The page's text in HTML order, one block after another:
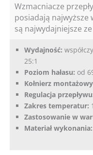
Wzmacniacze
posiadają najwyższe
są najwydajniejsze
Wydajność:
25:1
Poziom hałasu: od
Kołnierz
Regulacja
Zakres temperatur:
Zastosowanie w
Materiał wykonania: